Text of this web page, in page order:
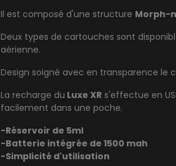
Il est composé d'une structure Morph-
Deux types de cartouches sont
aérienne.
Design soigné avec en transparence le
La recharge du Luxe XR s'effectue en
facilement dans une poche.
-Réservoir de 5ml
-Batterie intégrée de 1500 mah
-Simplicité d'utilisation